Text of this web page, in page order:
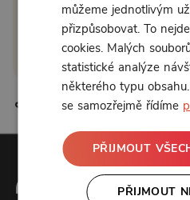
Zřídit
Koupit
můžeme jednotlivým
přizpůsobovat. To
cookies. Malých
statistické analýze
některého typu
se samozřejmě řídíme
PŘIJMOUT
PŘIJMOUT